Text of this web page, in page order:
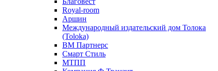
Royal-room
Аршин
Международный издательский дом Толока
(Toloka)
ВМ Партнерс
Смарт Стиль
МТПП